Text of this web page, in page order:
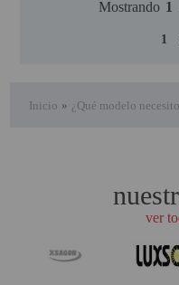
Mostrando 1
1
Inicio » ¿Qué modelo
ver